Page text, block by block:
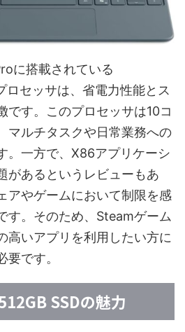
に搭載されている
セッサは、省電力性能とス
です。このプロセッサは10コ
マルチタスクや日常業務への
。一方で、X86アプリケーシ
があるというレビューもあ
アやゲームにおいて制限を感
す。そのため、Steamゲーム
高いアプリを利用したい方に
です。
SSDの魅力